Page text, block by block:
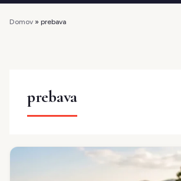
Domov » prebava
prebava